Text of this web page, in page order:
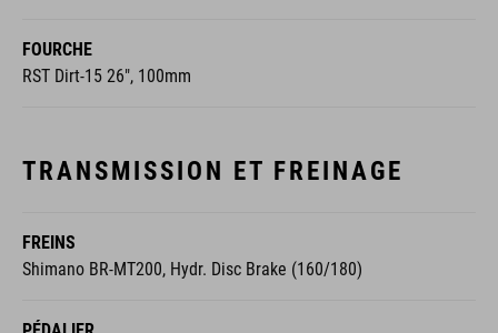
FOURCHE
RST Dirt-15 26", 100mm
TRANSMISSION ET FREINAGE
FREINS
Shimano BR-MT200, Hydr. Disc Brake (160/180)